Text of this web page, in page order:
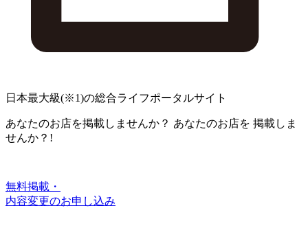
日本最大級(※1)の総合ライフポータルサイト
あなたのお店を掲載しませんか？ あなたのお店を 掲載しま
せんか？!
無料掲載・
内容変更のお申し込み